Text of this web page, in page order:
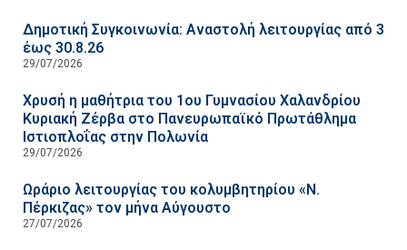
Δημοτική Συγκοινωνία: Αναστολή λειτουργίας από 3
έως 30.8.26
29/07/2026
Χρυσή η μαθήτρια του 1ου Γυμνασίου Χαλανδρίου
Κυριακή Ζέρβα στο Πανευρωπαϊκό Πρωτάθλημα
Ιστιοπλοΐας στην Πολωνία
29/07/2026
Ωράριο λειτουργίας του κολυμβητηρίου «Ν.
Πέρκιζας» τον μήνα Αύγουστο
27/07/2026